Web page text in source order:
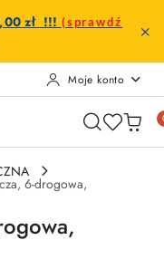
zł !!! (sprawdź
Moje konto
6-drogowa,